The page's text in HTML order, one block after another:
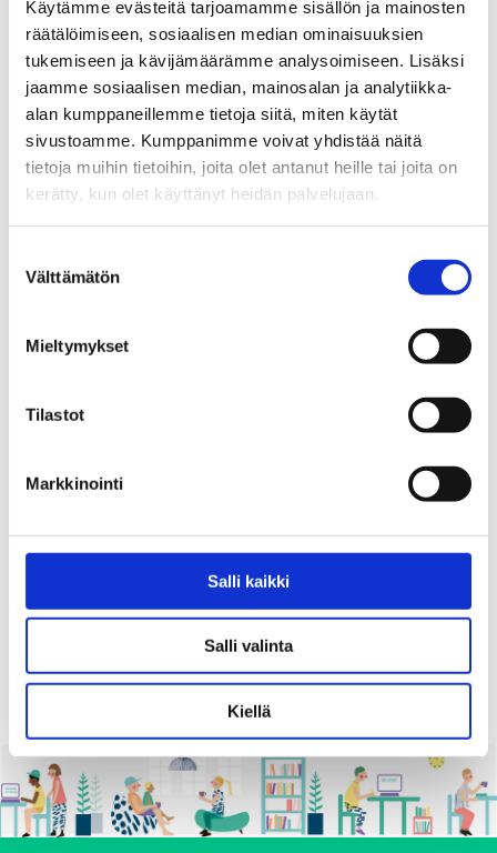
Käytämme evästeitä tarjoamamme sisällön ja mainosten
räätälöimiseen, sosiaalisen median ominaisuuksien
tukemiseen ja kävijämäärämme analysoimiseen. Lisäksi
jaamme sosiaalisen median, mainosalan ja analytiikka-
alan kumppaneillemme tietoja siitä, miten käytät
sivustoamme. Kumppanimme voivat yhdistää näitä
tietoja muihin tietoihin, joita olet antanut heille tai joita on
kerätty, kun olet käyttänyt heidän palvelujaan.
valinta
Välttämätön
Mieltymykset
Tilastot
Markkinointi
Salli kaikki
Salli valinta
Kiellä
Etätapahtuma
Jaa:
KATSO HENKILÖN ESITTELY